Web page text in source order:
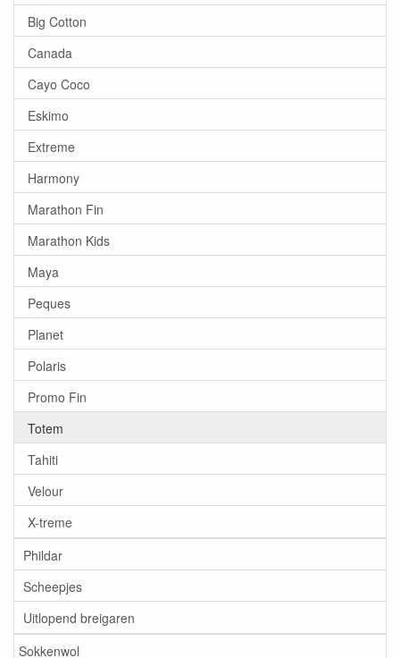
Big Cotton
Canada
Cayo Coco
Eskimo
Extreme
Harmony
Marathon Fin
Marathon Kids
Maya
Peques
Planet
Polaris
Promo Fin
Totem
Tahiti
Velour
X-treme
Phildar
Scheepjes
Uitlopend breigaren
Sokkenwol